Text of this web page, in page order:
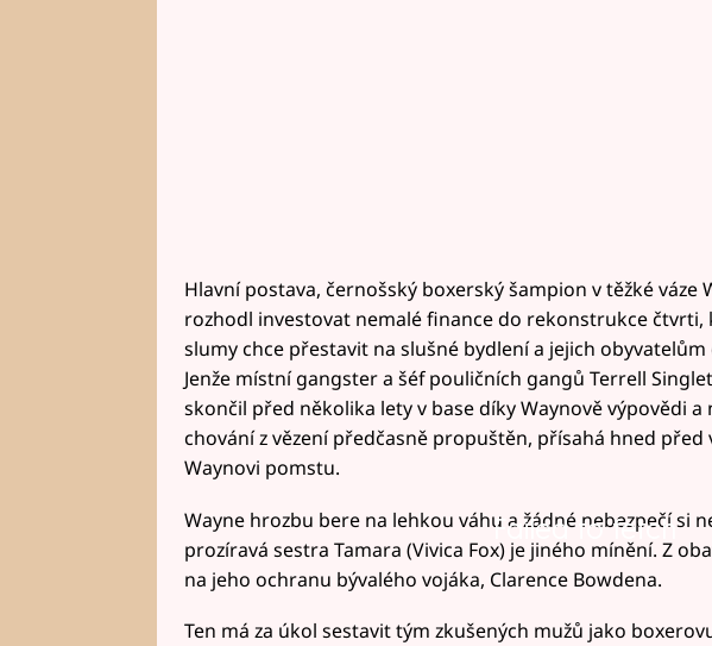
Hlavní postava, černošský boxerský šampion v těžké váze
rozhodl investovat nemalé finance do rekonstrukce čtvrti,
slumy chce přestavit na slušné bydlení a jejich
Jenže místní gangster a šéf pouličních gangů Terrell
skončil před několika lety v base díky Waynově výpovědi a
chování z vězení předčasně propuštěn, přísahá hned před
Waynovi pomstu.
Failed to fetch
Wayne hrozbu bere na lehkou váhu a žádné nebezpečí si
prozíravá sestra Tamara (Vivica Fox) je jiného mínění. Z
na jeho ochranu bývalého vojáka, Clarence Bowdena.
Ten má za úkol sestavit tým zkušených mužů jako